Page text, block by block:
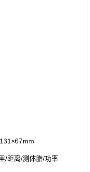
/距离/测体脂/功率